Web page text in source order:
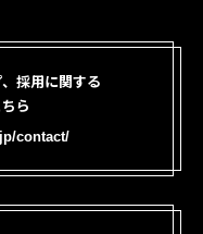
採用に関する
ら
contact/